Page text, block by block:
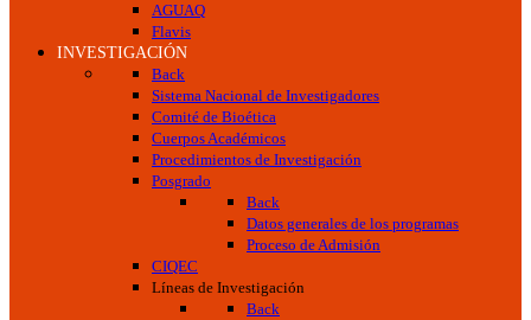
AGUAQ
Flavis
INVESTIGACIÓN
Back
Sistema Nacional de Investigadores
Comité de Bioética
Cuerpos Académicos
Procedimientos de Investigación
Posgrado
Back
Datos generales de los programas
Proceso de Admisión
CIQEC
Líneas de Investigación
Back